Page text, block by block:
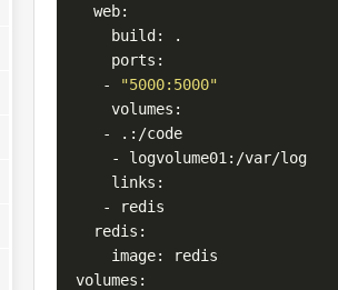
  web:
    build: .
    ports:
   -
"5000:5000"
    volumes:
   - .:/code
    - logvolume01:/var/log
    links:
   - redis
  redis:
    image: redis
volumes: